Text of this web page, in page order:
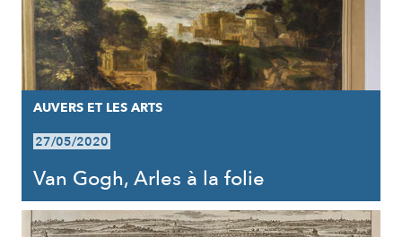
AUVERS ET LES ARTS
27/05/2020
Van Gogh, Arles à la folie